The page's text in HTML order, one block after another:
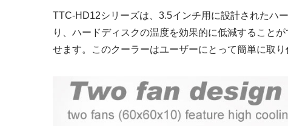
TTC-HD12シリーズは、3.5インチ用に設計されたハ
り、ハードディスクの温度を効果的に低減すること
せます。このクーラーはユーザーにとって簡単に取り